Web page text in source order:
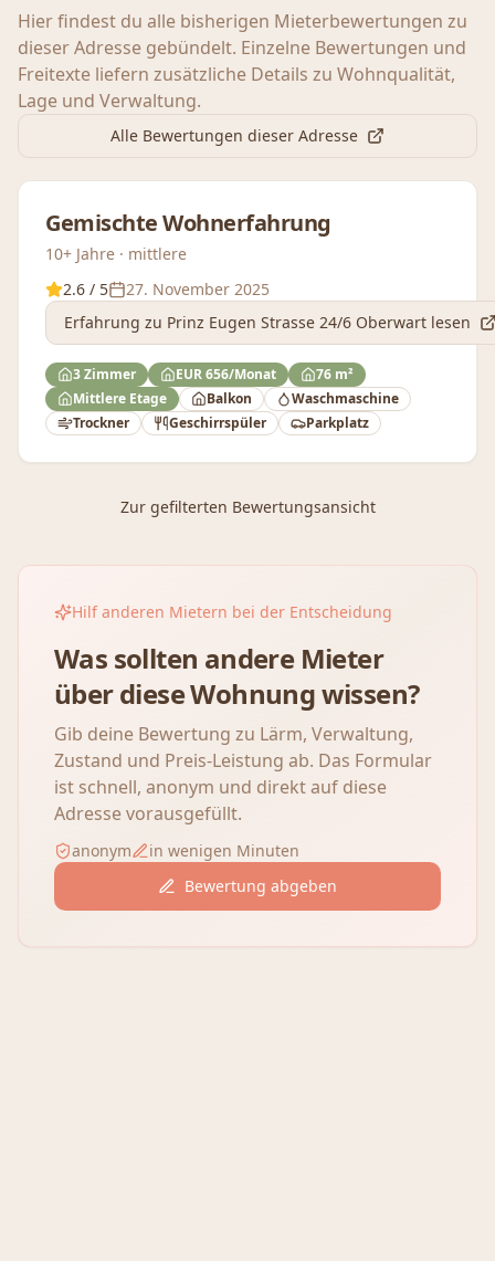
Hier findest du alle bisherigen Mieterbewertungen zu
dieser Adresse gebündelt. Einzelne Bewertungen und
Freitexte liefern zusätzliche Details zu Wohnqualität,
Lage und Verwaltung.
Alle Bewertungen dieser Adresse
Gemischte Wohnerfahrung
10+ Jahre · mittlere
2.6 / 5
27. November 2025
Erfahrung zu Prinz Eugen Strasse 24/6 Oberwart lesen
3 Zimmer EUR 656/Monat
76 m²
Mittlere Etage
Balkon
Waschmaschine
Trockner
Geschirrspüler Parkplatz
Zur gefilterten Bewertungsansicht
Hilf anderen Mietern bei der Entscheidung
Was sollten andere Mieter
über diese Wohnung wissen?
Gib deine Bewertung zu Lärm, Verwaltung,
Zustand und Preis-Leistung ab. Das Formular
ist schnell, anonym und direkt auf diese
Adresse vorausgefüllt.
anonym
in wenigen Minuten
Bewertung abgeben